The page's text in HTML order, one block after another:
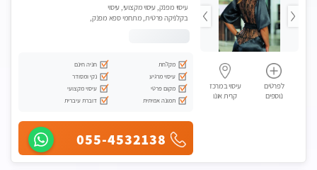
לפרטים
נוספים
עיסוי במרכז
קרית אונו
עיסוי מפנק, עיסוי מקצועי, עיסוי
בקלניקה פרטית, מתחמי ספא מפנק,
מקלחת
חניה חינם
עיסוי מרגיע
נקי ומסודר
מקום פרטי
עיסוי מקצועי
תמונה אמיתית
דוברת עיברית
055-4532138